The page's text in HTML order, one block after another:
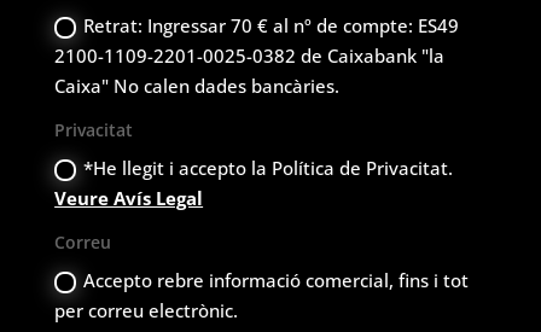
Retrat: Ingressar 70 € al nº de compte: ES49
2100-1109-2201-0025-0382 de Caixabank "la
Caixa" No calen dades bancàries.
Privacitat
*He llegit i accepto la Política de Privacitat.
Veure Avís Legal
Correu
Accepto rebre informació comercial, fins i tot
per correu electrònic.